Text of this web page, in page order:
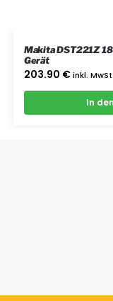
Makita DST221Z
Gerät
203.90 € inkl. MwSt.
In